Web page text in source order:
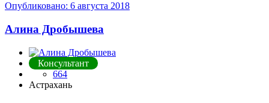
Опубликовано: 6 августа 2018
Алина Дробышева
Консультант
664
Астрахань